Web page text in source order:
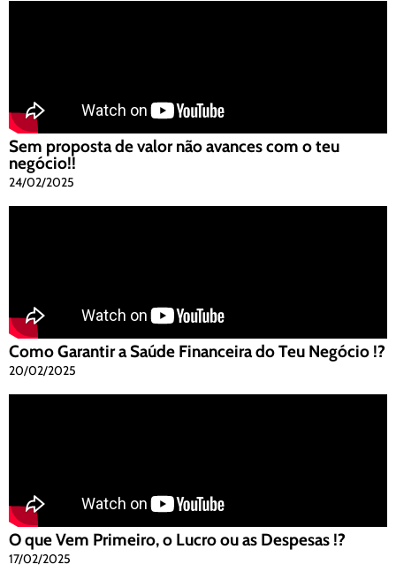
Sem proposta de valor não avances com o teu
negócio!!
24/02/2025
Como Garantir a Saúde Financeira do Teu Negócio !?
20/02/2025
O que Vem Primeiro, o Lucro ou as Despesas !?
17/02/2025